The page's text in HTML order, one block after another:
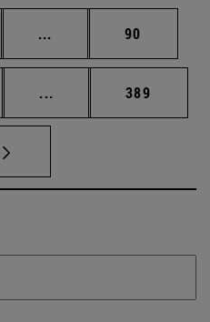
... Páginas intermedias
Página
90
... Páginas intermedias
Página
389